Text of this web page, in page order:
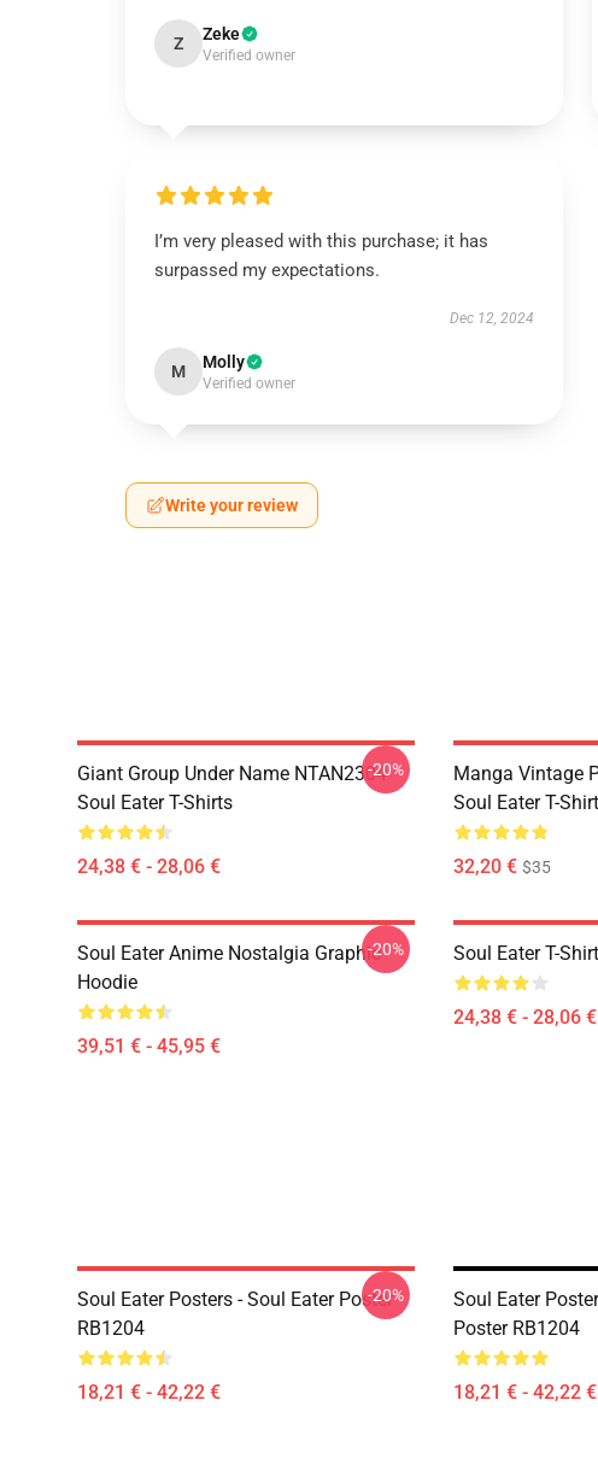
Z Zeke
Verified owner
I’m very pleased with this purchase; it has
surpassed my expectations.
Dec 12, 2024
M Molly
Verified owner
Write your review
Giant Group Under Name NTAN2304
Soul Eater T-Shirts
24,38 € - 28,06 €
-20%
Manga Vintage
Soul Eater T-
32,20 € $35
Soul Eater Anime Nostalgia Graphic
Hoodie
39,51 € - 45,95 €
-20% Soul Eater T-
24,38 € - 28,06 €
Soul Eater Posters - Soul Eater Poster
RB1204
18,21 € - 42,22 €
-20%
Soul Eater
Poster RB1204
18,21 € - 42,22 €